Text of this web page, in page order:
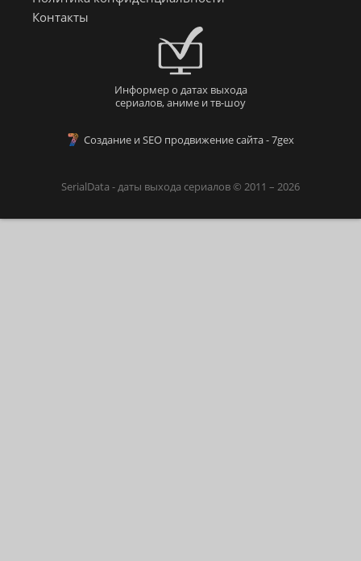
Контакты
Информер о датах выхода
сериалов, аниме и тв-шоу
Создание и SEO продвижение сайта - 7gex
SerialData - даты выхода сериалов © 2011 – 2026